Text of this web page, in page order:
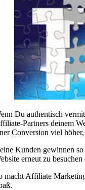
Du authentisch
Partners deinem
Conversion viel
Kunden gewinnen
erneut zu
macht Affiliate